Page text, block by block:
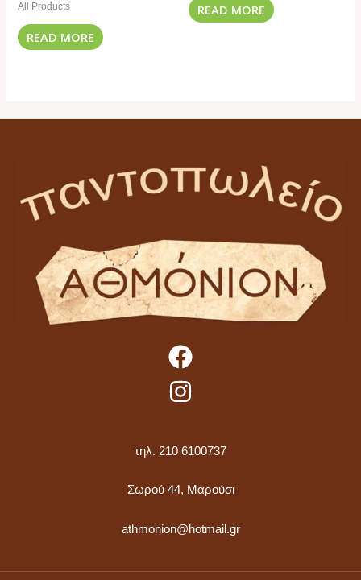
All Products
READ MORE
READ MORE
τηλ. 210 6100737
Σωρού 44, Μαρούσι
athmonion@hotmail.gr